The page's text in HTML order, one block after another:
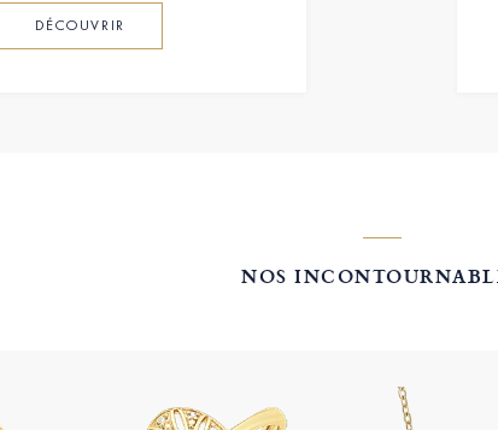
DÉCOUVRIR
NOS